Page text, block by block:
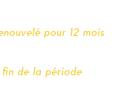
pour 12 mois
de la période